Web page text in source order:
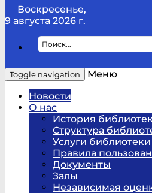
Воскресенье,
9 августа 2026 г.
Toggle navigation
Меню
Новости
О нас
История
Структура
Услуги библиотеки
Правила
Документы
Залы
Независимая